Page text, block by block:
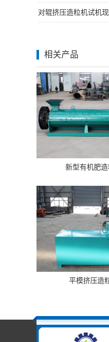
对辊挤压造粒机试机
相关产品
新型有机肥
平模挤压造